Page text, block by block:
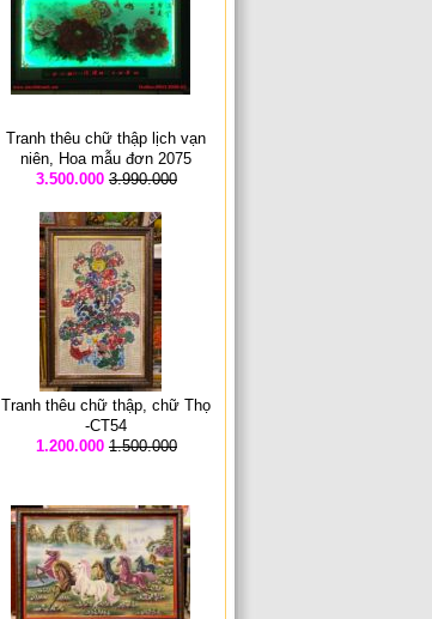
Tranh thêu chữ thập lịch vạn
niên, Hoa mẫu đơn 2075
3.500.000 3.990.000
Tranh thêu chữ thập, chữ Thọ
-CT54
1.200.000 1.500.000